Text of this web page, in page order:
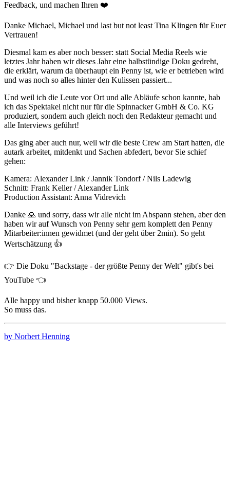
Feedback, und machen Ihren ❤️
Danke Michael, Michael und last but not least Tina Klingen für Euer
Vertrauen!
Diesmal kam es aber noch besser: statt Social Media Reels wie
letztes Jahr haben wir dieses Jahr eine halbstündige Doku gedreht,
die erklärt, warum da überhaupt ein Penny ist, wie er betrieben wird
und was noch so alles hinter den Kulissen passiert...
Und weil ich die Leute vor Ort und alle Abläufe schon kannte, hab
ich das Spektakel nicht nur für die Spinnacker GmbH & Co. KG
produziert, sondern auch gleich noch den Redakteur gemacht und
alle Interviews geführt!
Das ging aber auch nur, weil wir die beste Crew am Start hatten, die
autark arbeitet, mitdenkt und Sachen abfedert, bevor Sie schief
gehen:
Kamera: Alexander Link / Jannik Tondorf / Nils Ladewig
Schnitt: Frank Keller / Alexander Link
Production Assistant: Anna Vidrevich
Danke 🙏 und sorry, dass wir alle nicht im Abspann stehen, aber den
haben wir auf Wunsch von Penny sehr gern komplett den Penny
Mitarbeiter:innen gewidmet (und der geht über 2min). So geht
Wertschätzung 👍
👉 Die Doku "Backstage - der größte Penny der Welt" gibt's bei
YouTube 👈
Alle happy und bisher knapp 50.000 Views.
So muss das.
by Norbert Henning